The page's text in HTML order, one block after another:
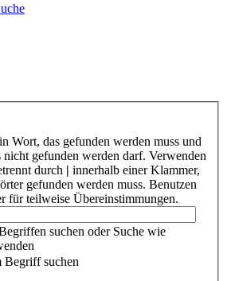
Wort, das gefunden werden muss und
gefunden werden darf. Verwenden
durch | innerhalb einer Klammer,
gefunden werden muss. Benutzen
für teilweise Übereinstimmungen.
suchen oder Suche wie
Begriff suchen